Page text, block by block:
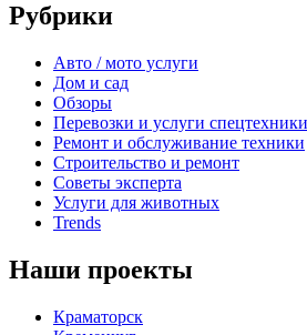
Рубрики
Авто / мото услуги
Дом и сад
Обзоры
Перевозки и услуги спецтехники
Ремонт и обслуживание техники
Строительство и ремонт
Советы эксперта
Услуги для животных
Trends
Наши проекты
Краматорск